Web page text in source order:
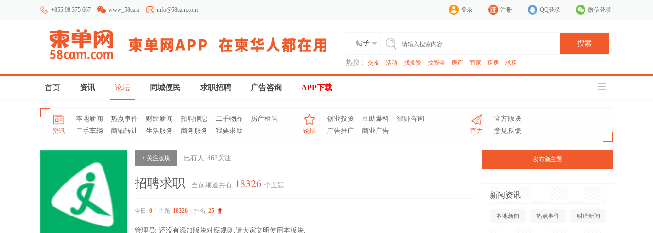
+855 98 375 667 www_58cam info@58cam.com 登录 注册 QQ登录 微信登录
帖子 搜索
热搜 : 交友 活动 找投资 找资金 房产 商家 租房 求租
首页 资讯 论坛 同城便民 求职招聘 广告咨询 APP下载
资讯
本地新闻 热点事件 财经新闻 招聘信息 二手物品
房产租售
二手车辆
商铺转让 生活服务 商务服务 我要求助 论坛
创业投资 互助爆料
律师咨询
广告推广
商业广告 官方
官方版块
意见反馈
发布新主题
新闻资讯
本地新闻 热点事件 财经新闻
+ 关注版块 已有人 1462关注
招聘求职 当前频道共有 18326 个主题
今日: 0 / 主题: 18326 / 排名: 25
管理员: 还没有添加版块对应规则,请大家文明使用本版块.